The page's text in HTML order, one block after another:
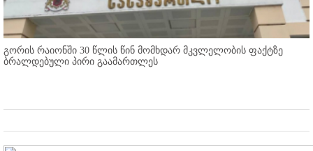
გორის რაიონში 30 წლის წინ მომხდარ მკვლელობის ფაქტზე
ბრალდებული პირი გაამართლეს